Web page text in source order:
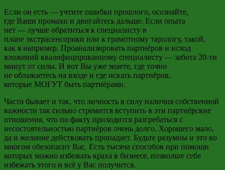
Если он есть — учтите ошибки прошлого, осознайте,
где Ваши промахи и двигайтесь дальше. Если опыта
нет — лучше обратиться к специалисту в
плане экстрасенсорики или к грамотному тарологу, такой,
как я например. Проанализировать партнёров и исход
вложений квалифицированному специалисту — забота 20-ти
минут от силы. И вот Вы уже знаете, где точно
не облажаетесь на входе и где искать партнёров,
которые МОГУТ быть партнёрами.
Часто бывает и так, что личность в силу наличия собственной
важности так сильно стремится вступить в эти партнёрские
отношения, что по факту приходится разгребаться с
несостоятельностью партнёров очень долго. Хорошего мало,
да и желание действовать пропадает. Будьте разумны и это во
многом обезопасит Вас. Есть тысяча способов при помощи
которых можно избежать краха в бизнесе, позвольте себе
избежать этого и всё у Вас получится.